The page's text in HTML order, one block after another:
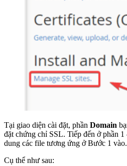
Tại giao diện cài đặt, phần Domain
đặt chứng chỉ SSL. Tiếp đến ở phần 1
dung các file tương ứng ở Bước 1 vào.
Cụ thể như sau: